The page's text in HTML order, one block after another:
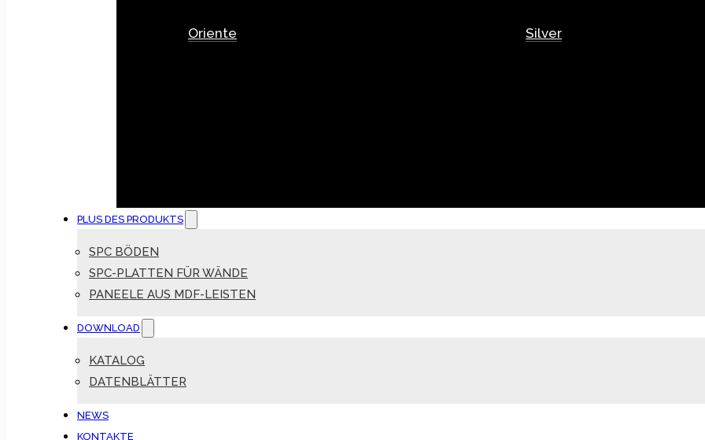
Oriente Silver
PLUS DES PRODUKTS
SPC BÖDEN
SPC-PLATTEN FÜR WÄNDE
PANEELE AUS MDF-LEISTEN
DOWNLOAD
KATALOG
DATENBLÄTTER
NEWS
KONTAKTE